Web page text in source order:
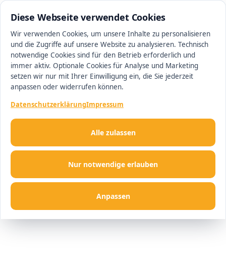
Diese Webseite verwendet Cookies
Wir verwenden Cookies, um unsere Inhalte zu personalisieren
und die Zugriffe auf unsere Website zu analysieren. Technisch
notwendige Cookies sind für den Betrieb erforderlich und
immer aktiv. Optionale Cookies für Analyse und Marketing
setzen wir nur mit Ihrer Einwilligung ein, die Sie jederzeit
anpassen oder widerrufen können.
DatenschutzerklärungImpressum
Nur notwendige erlauben
Anpassen
Alle zulassen